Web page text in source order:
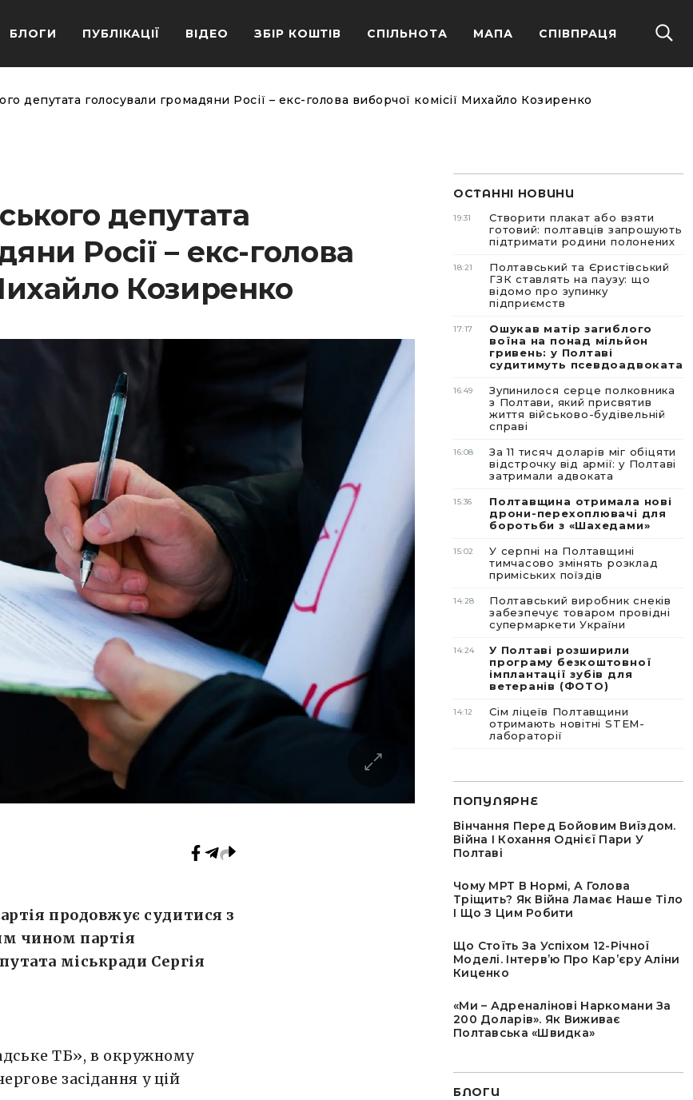
БЛОГИ ПУБЛІКАЦІЇ ВІДЕО ЗБІР КОШТІВ СПІЛЬНОТА МАПА СПІВПРАЦЯ
депутата голосували громадяни Росії – екс-голова виборчої комісії Михайло Козиренко
депутата
Росії – екс-голова
Козиренко
продовжує судитися з
чином партія
міськради Сергія
ТБ», в окружному
засідання у цій
ОСТАННІ НОВИНИ
19:31
Створити плакат або взяти
готовий: полтавців запрошують
підтримати родини полонених
18:21
Полтавський та Єристівський
ГЗК ставлять на паузу: що
відомо про зупинку
підприємств
17:17
Ошукав матір загиблого
воїна на понад мільйон
гривень: у Полтаві
судитимуть псевдоадвоката
16:49
Зупинилося серце полковника
з Полтави, який присвятив
життя військово-будівельній
справі
16:08
За 11 тисяч доларів міг обіцяти
відстрочку від армії: у Полтаві
затримали адвоката
15:36
Полтавщина отримала нові
дрони-перехоплювачі для
боротьби з «Шахедами»
15:02
У серпні на Полтавщині
тимчасово змінять розклад
приміських поїздів
14:28
Полтавський виробник снеків
забезпечує товаром провідні
супермаркети України
14:24
У Полтаві розширили
програму безкоштовної
імплантації зубів для
ветеранів (ФОТО)
14:12
Сім ліцеїв Полтавщини
отримають новітні STEM-
лабораторії
ПОПУЛЯРНЕ
Вінчання Перед Бойовим Виїздом.
Війна І Кохання Однієї Пари У
Полтаві
Чому МРТ В Нормі, А Голова
Тріщить? Як Війна Ламає Наше Тіло
І Що З Цим Робити
Що Стоїть За Успіхом 12-Річної
Моделі. Інтервʼю Про Карʼєру Аліни
Киценко
«Ми – Адреналінові Наркомани За
200 Доларів». Як Виживає
Полтавська «швидка»
БЛОГИ